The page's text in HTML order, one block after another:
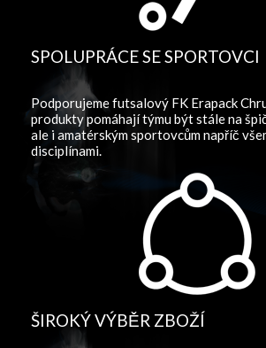
SPOLUPRÁCE SE SPORTOVCI
Podporujeme futsalový FK Erapack
produkty pomáhají týmu být stále na
ale i amatérským sportovcům napříč
disciplínami.
ŠIROKÝ VÝBĚR ZBOŽÍ